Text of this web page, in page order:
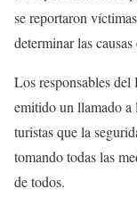
se reportaron
determinar las
Los responsables
emitido un llamado a
turistas que la
tomando todas las
de todos.